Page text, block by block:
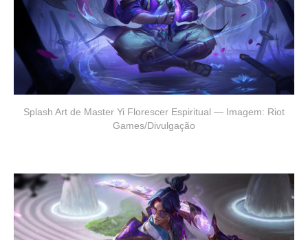
Splash Art de Master Yi Florescer Espiritual — Imagem: Riot
Games/Divulgação